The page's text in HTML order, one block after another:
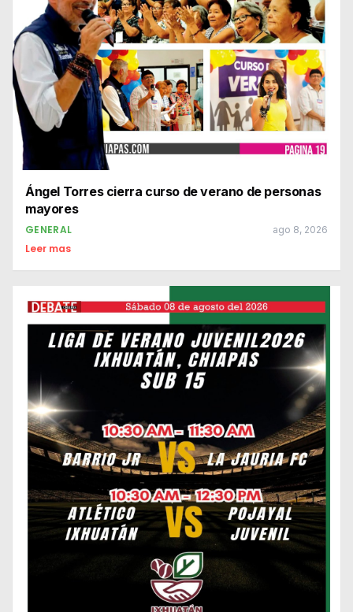
Ángel Torres cierra curso de verano de personas
mayores
GENERAL ago 8, 2026
Leer mas